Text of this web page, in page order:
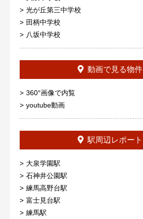
光が丘第三中学校
田柄中学校
八坂中学校
動画で見る物件
360°画像で内覧
youtube動画
駅周辺レポート
大泉学園駅
石神井公園駅
練馬高野台駅
富士見台駅
練馬駅